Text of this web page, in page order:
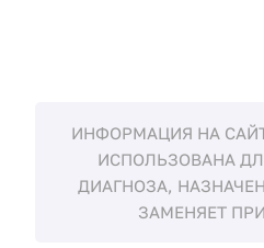
ИНФОРМАЦИЯ НА
ИСПОЛЬЗОВАНА
ДИАГНОЗА,
ЗАМЕНЯЕТ